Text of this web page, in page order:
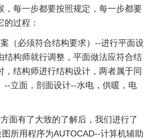
，每一步都要按照规定，每一步都要
过程：
案（必须符合结构要求）--进行平面设
结构师就行调整，平面做法应符合结
，结构师进行结构设计，两者属于同
--立面，剖面设计--水电，供暖，电
方面有了大致的了解后，我们进行了
所用程序为AUTOCAD--计算机辅助